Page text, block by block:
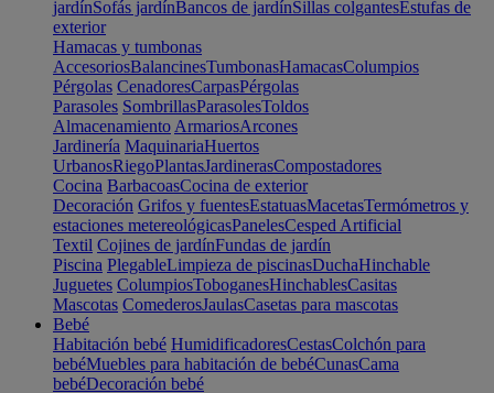
jardínSofás jardínBancos de jardínSillas colgantesEstufas de
exterior
Hamacas y tumbonas
AccesoriosBalancinesTumbonasHamacasColumpios
Pérgolas CenadoresCarpasPérgolas
Parasoles SombrillasParasolesToldos
Almacenamiento ArmariosArcones
Jardinería MaquinariaHuertos
UrbanosRiegoPlantasJardinerasCompostadores
Cocina BarbacoasCocina de exterior
Decoración Grifos y fuentesEstatuasMacetasTermómetros y
estaciones metereológicasPanelesCesped Artificial
Textil Cojines de jardínFundas de jardín
Piscina PlegableLimpieza de piscinasDuchaHinchable
Juguetes ColumpiosToboganesHinchablesCasitas
Mascotas ComederosJaulasCasetas para mascotas
Bebé
Habitación bebé HumidificadoresCestasColchón para
bebéMuebles para habitación de bebéCunasCama
bebéDecoración bebé